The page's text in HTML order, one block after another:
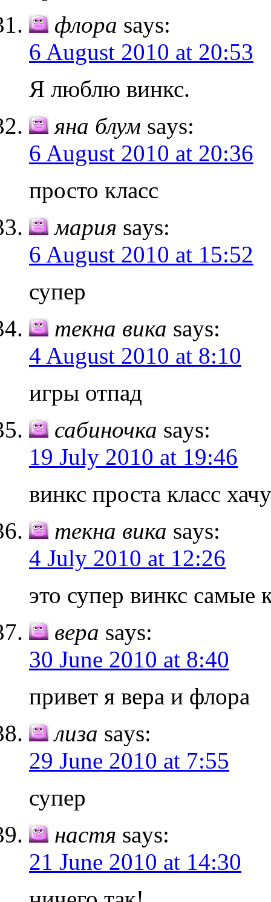
флора says:
6 August 2010 at 20:53
Я люблю винкс.
яна блум says:
6 August 2010 at 20:36
просто класс
мария says:
6 August 2010 at 15:52
супер
текна вика says:
4 August 2010 at 8:10
игры отпад
сабиночка says:
19 July 2010 at 19:46
винкс проста класс
текна вика says:
4 July 2010 at 12:26
это супер винкс
вера says:
30 June 2010 at 8:40
привет я вера и флора
лиза says:
29 June 2010 at 7:55
супер
настя says:
21 June 2010 at 14:30